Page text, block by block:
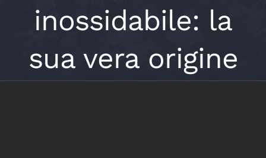
inossidabile: la
sua vera origine